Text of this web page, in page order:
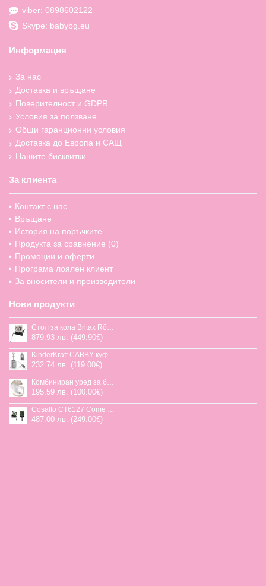
viber: 0898602122
Skype: babybg.eu
Информация
За нас
Доставка и връщане
Поверителност и GDPR
Условия за ползване
Общи гаранционни условия
Доставка до Европа и САЩ
Нашите бисквитки
За клиента
Контакт с нас
Връщане
История на поръчките
Продукта за сравнение (0)
Промоции и оферти
Програма лоялен клиент
За вносители и производители
Нови продукти
Стол за кола Britax Römer Swivel-Grow Max Air, 40-125 см
879.93 лв. (449.90€)
KinderKraft CABBY куфар със седалка
232.74 лв. (119.00€)
Комбиниран уред за бебешка храна Jane Chefkiss, 7 функции
195.59 лв. (100.00€)
Cosatto CT6127 Come and go 2 столче за кола HOGLET
487.00 лв. (249.00€)